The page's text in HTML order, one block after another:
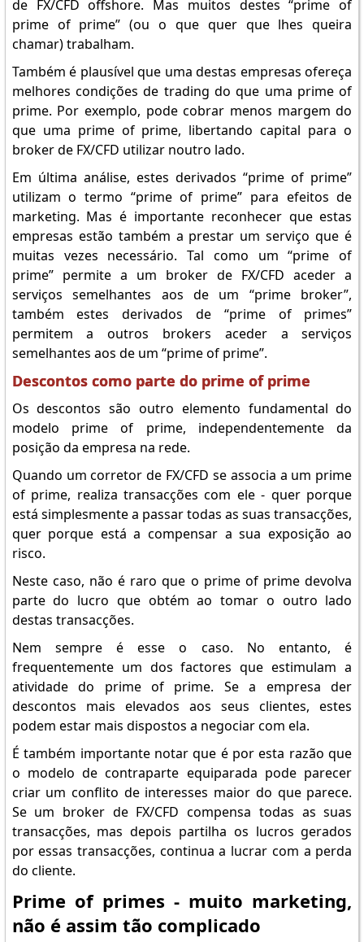
de FX/CFD offshore. Mas muitos destes “prime of
prime of prime” (ou o que quer que lhes queira
chamar) trabalham.
Também é plausível que uma destas empresas ofereça
melhores condições de trading do que uma prime of
prime. Por exemplo, pode cobrar menos margem do
que uma prime of prime, libertando capital para o
broker de FX/CFD utilizar noutro lado.
Em última análise, estes derivados “prime of prime”
utilizam o termo “prime of prime” para efeitos de
marketing. Mas é importante reconhecer que estas
empresas estão também a prestar um serviço que é
muitas vezes necessário. Tal como um “prime of
prime” permite a um broker de FX/CFD aceder a
serviços semelhantes aos de um “prime broker”,
também estes derivados de “prime of primes”
permitem a outros brokers aceder a serviços
semelhantes aos de um “prime of prime”.
Descontos como parte do prime of prime
Os descontos são outro elemento fundamental do
modelo prime of prime, independentemente da
posição da empresa na rede.
Quando um corretor de FX/CFD se associa a um prime
of prime, realiza transacções com ele - quer porque
está simplesmente a passar todas as suas transacções,
quer porque está a compensar a sua exposição ao
risco.
Neste caso, não é raro que o prime of prime devolva
parte do lucro que obtém ao tomar o outro lado
destas transacções.
Nem sempre é esse o caso. No entanto, é
frequentemente um dos factores que estimulam a
atividade do prime of prime. Se a empresa der
descontos mais elevados aos seus clientes, estes
podem estar mais dispostos a negociar com ela.
É também importante notar que é por esta razão que
o modelo de contraparte equiparada pode parecer
criar um conflito de interesses maior do que parece.
Se um broker de FX/CFD compensa todas as suas
transacções, mas depois partilha os lucros gerados
por essas transacções, continua a lucrar com a perda
do cliente.
Prime of primes - muito marketing,
não é assim tão complicado